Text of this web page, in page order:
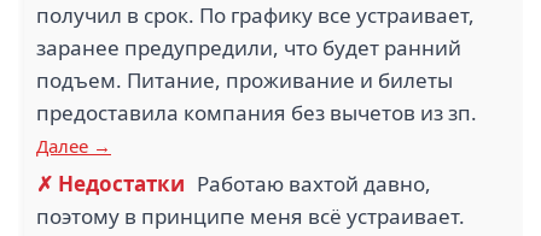
получил в срок. По графику все устраивает,
заранее предупредили, что будет ранний
подъем. Питание, проживание и билеты
предоставила компания без вычетов из зп.
Далее →
✗ Недостатки Работаю вахтой давно,
поэтому в принципе меня всё устраивает.